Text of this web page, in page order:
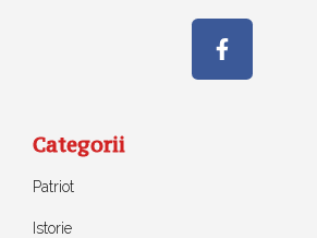
Categorii
Patriot
Istorie